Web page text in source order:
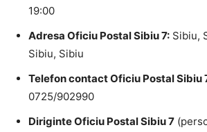
19:00
Adresa Oficiu Postal Sibiu 7: Sibiu,
Sibiu, Sibiu
Telefon contact Oficiu Postal Sibiu
0725/902990
Diriginte Oficiu Postal Sibiu 7